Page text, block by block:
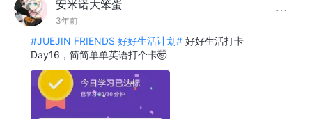
安米诺大笨蛋
3年前
#JUEJIN FRIENDS 好好生活计划# 好好生活打卡
Day16，简简单单英语打个卡🤯